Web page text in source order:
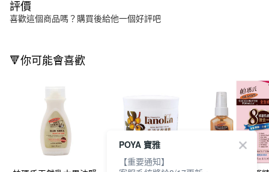
評價
喜歡這個商品嗎？購買後給他一個好評吧
🔻你可能會喜歡
POYA 寶雅
【重要通知】